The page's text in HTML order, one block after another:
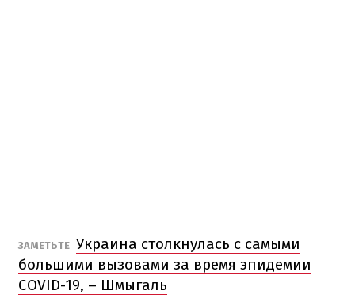
ЗАМЕТЬТЕ Украина столкнулась с самыми
большими вызовами за время эпидемии
COVID-19, – Шмыгаль